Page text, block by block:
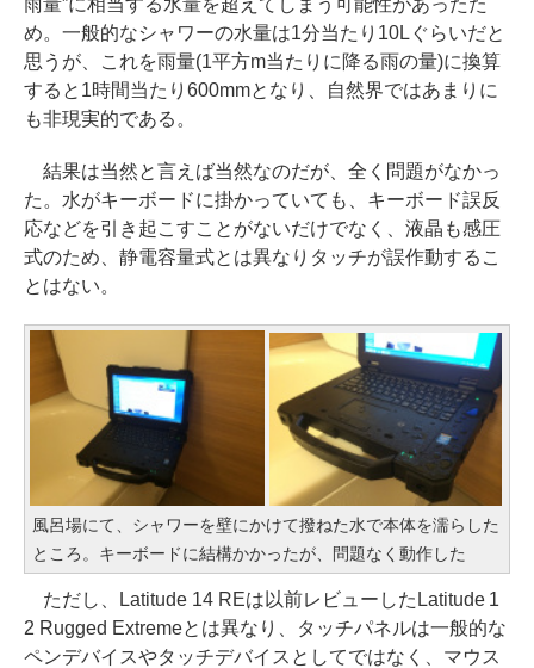
雨量”に相当する水量を超えてしまう可能性があったた
め。一般的なシャワーの水量は1分当たり10Lぐらいだと
思うが、これを雨量(1平方m当たりに降る雨の量)に換算
すると1時間当たり600mmとなり、自然界ではあまりに
も非現実的である。
結果は当然と言えば当然なのだが、全く問題がなかっ
た。水がキーボードに掛かっていても、キーボード誤反
応などを引き起こすことがないだけでなく、液晶も感圧
式のため、静電容量式とは異なりタッチが誤作動するこ
とはない。
風呂場にて、シャワーを壁にかけて撥ねた水で本体を濡らした
ところ。キーボードに結構かかったが、問題なく動作した
ただし、Latitude 14 REは以前レビューしたLatitude 1
2 Rugged Extremeとは異なり、タッチパネルは一般的な
ペンデバイスやタッチデバイスとしてではなく、マウス